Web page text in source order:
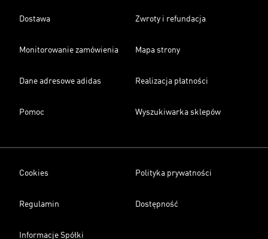
Dostawa Zwroty i refundacja
Monitorowanie zamówienia Mapa strony
Dane adresowe adidas Realizacja płatności
Pomoc Wyszukiwarka sklepów
Cookies Polityka prywatności
Regulamin Dostępność
Informacje Spółki